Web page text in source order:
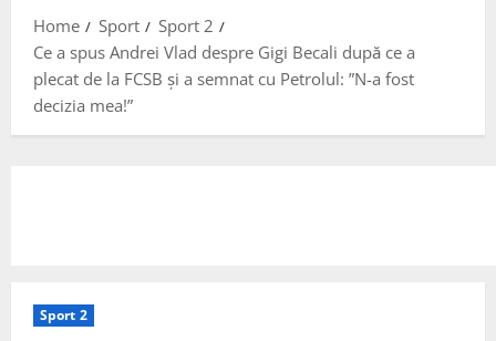
Home Sport
Sport 2
Ce a spus Andrei Vlad despre Gigi Becali după ce a
plecat de la FCSB și a semnat cu Petrolul: ”N-a fost
decizia mea!”
Sport 2